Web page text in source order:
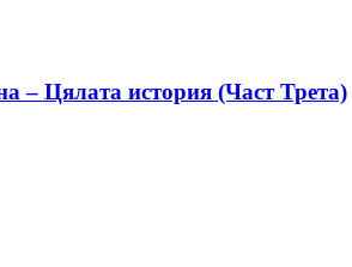
– Цялата история (Част Трета)